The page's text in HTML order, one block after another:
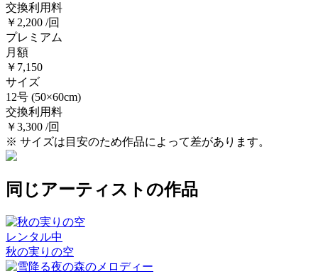
交換利用料
￥2,200 /回
プレミアム
月額
￥7,150
サイズ
12号 (50×60cm)
交換利用料
￥3,300 /回
※ サイズは目安のため作品によって差があります。
同じアーティストの作品
レンタル中
秋の実りの空